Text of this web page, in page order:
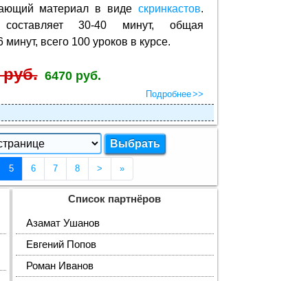
материал в виде скринкастов.
составляет 30-40 минут, общая
всего 100 уроков в курсе.
руб. 6470 руб.
Подробнее
5(Текущая страница 5)
6 7 8 > »
Список партнёров
Азамат Ушанов
Евгений Попов
Роман Иванов